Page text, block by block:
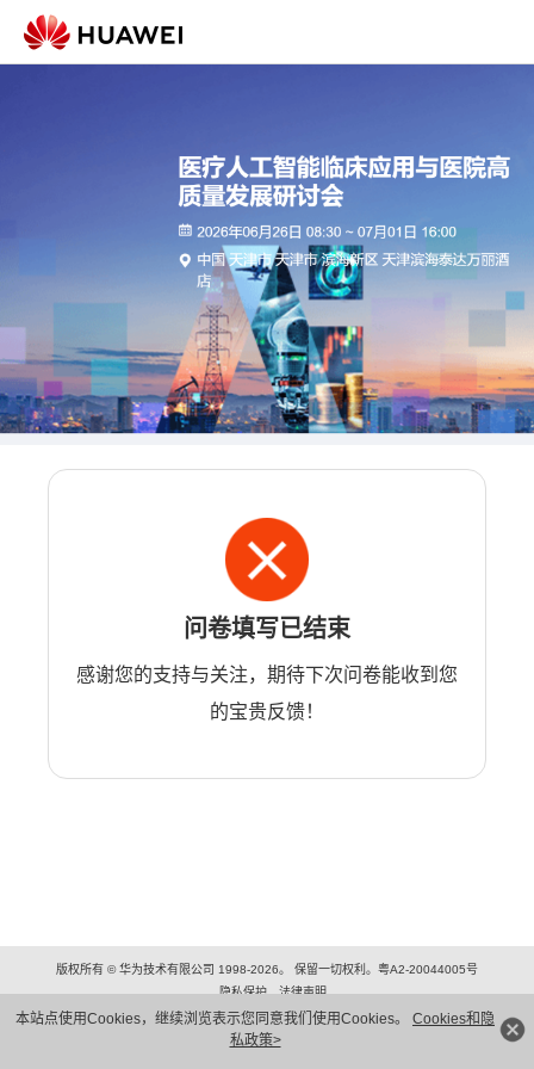
本站点使用Cookies，继续浏览表示您同意我们使用Cookies。 Cookies和隐
私政策>
问卷填写已结束
感谢您的支持与关注，期待下次问卷能收到您
的宝贵反馈！
版权所有 © 华为技术有限公司 1998-2026。 保留一切权利。粤A2-20044005号
隐私保护
法律声明